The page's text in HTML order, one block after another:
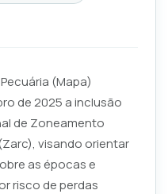
(Mapa)
de 2025 a inclusão
de Zoneamento
visando orientar
as épocas e
risco de perdas